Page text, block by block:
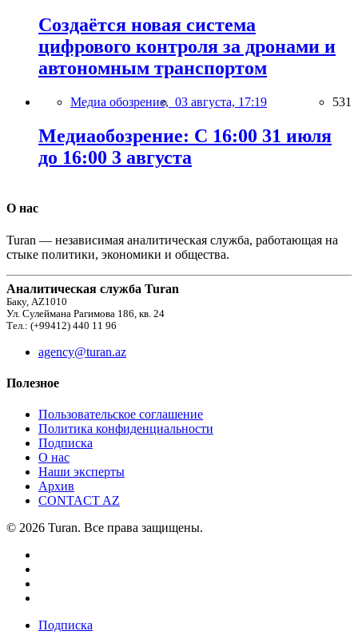
Создаётся новая система
цифрового контроля за дронами и
автономным транспортом
Медиа обозрение, 03 августа, 17:19 531
Медиаобозрение: С 16:00 31 июля
до 16:00 3 августа
О нас
Turan — независимая аналитическая служба, работающая на
стыке политики, экономики и общества.
Аналитическая служба Turan
Баку, AZ1010
Ул. Сулеймана Рагимова 186, кв. 24
Тел.: (+99412) 440 11 96
agency@turan.az
Полезное
Пользовательское соглашение
Политика конфиденциальности
Подписка
О нас
Наши эксперты
Архив
CONTACT AZ
© 2026 Turan. Все права защищены.
Подписка